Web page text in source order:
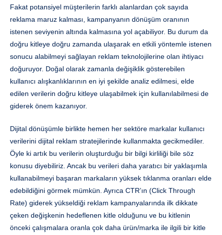
Fakat potansiyel müşterilerin farklı alanlardan çok sayıda
reklama maruz kalması, kampanyanın dönüşüm oranının
istenen seviyenin altında kalmasına yol açabiliyor. Bu durum da
doğru kitleye doğru zamanda ulaşarak en etkili yöntemle istenen
sonucu alabilmeyi sağlayan reklam teknolojilerine olan ihtiyacı
doğuruyor. Doğal olarak zamanla değişiklik gösterebilen
kullanıcı alışkanlıklarının en iyi şekilde analiz edilmesi, elde
edilen verilerin doğru kitleye ulaşabilmek için kullanılabilmesi de
giderek önem kazanıyor.
Dijital dönüşümle birlikte hemen her sektöre markalar kullanıcı
verilerini dijital reklam stratejilerinde kullanmakta gecikmediler.
Öyle ki artık bu verilerin oluşturduğu bir bilgi kirliliği bile söz
konusu diyebiliriz. Ancak bu verileri daha yaratıcı bir yaklaşımla
kullanabilmeyi başaran markaların yüksek tıklanma oranları elde
edebildiğini görmek mümkün. Ayrıca CTR’ın (Click Through
Rate) giderek yükseldiği reklam kampanyalarında ilk dikkate
çeken değişkenin hedeflenen kitle olduğunu ve bu kitlenin
önceki çalışmalara oranla çok daha ürün/marka ile ilgili bir kitle